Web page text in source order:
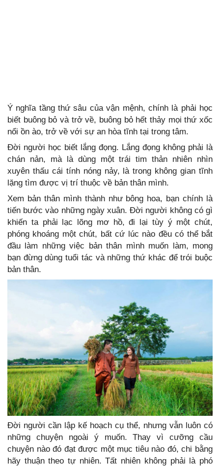
Ý nghĩa tầng thứ sâu của vận mệnh, chính là phải học
biết buông bỏ và trở về, buông bỏ hết thảy mọi thứ xốc
nổi ồn ào, trở về với sự an hòa tĩnh tại trong tâm.
Đời người học biết lắng đọng. Lắng đọng không phải là
chán nản, mà là dùng một trái tim thản nhiên nhìn
xuyên thấu cái tính nóng nảy, là trong không gian tĩnh
lặng tìm được vị trí thuộc về bản thân mình.
Xem bản thân mình thành như bông hoa, bạn chính là
tiến bước vào những ngày xuân. Đời người không có gì
khiến ta phải lạc lõng mơ hồ, đi lại tùy ý một chút,
phóng khoáng một chút, bất cứ lúc nào đều có thể bắt
đầu làm những việc bản thân mình muốn làm, mong
bạn đừng dùng tuổi tác và những thứ khác để trói buộc
bản thân.
Đời người cần lập kế hoạch cụ thể, nhưng vẫn luôn có
những chuyện ngoài ý muốn. Thay vì cưỡng cầu
chuyện nào đó đạt được một mục tiêu nào đó, chi bằng
hãy thuận theo tự nhiên. Tất nhiên không phải là phó